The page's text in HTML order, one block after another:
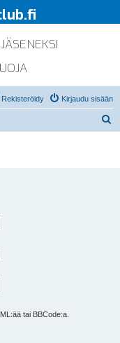
JÄSENEKSI
Kirjaudu sisään
Rekisteröidy
tai BBCode:a.